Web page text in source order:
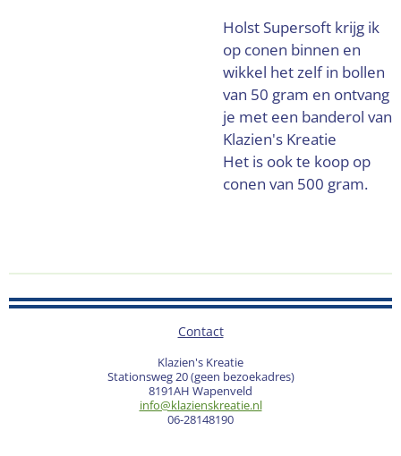
Holst Supersoft krijg ik
op conen binnen en
wikkel het zelf in bollen
van 50 gram en ontvang
je met een banderol van
Klazien's Kreatie
Het is ook te koop op
conen van 500 gram.
Contact
Klazien's Kreatie
Stationsweg 20 (geen bezoekadres)
8191AH Wapenveld
info@klazienskreatie.nl
06-28148190